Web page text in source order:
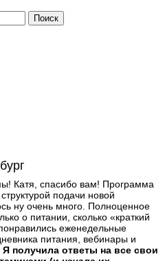
Катя, спасибо вам! Программа
подачи новой
ну очень много. Полноценное
о питании, сколько «краткий
еженедельные
питания, вебинары и
Я получила ответы на все свои